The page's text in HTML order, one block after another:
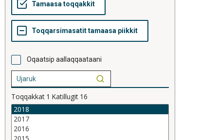
Oqaatsip aallaqqaataani
Toqqakkat 1 Katillugit 16